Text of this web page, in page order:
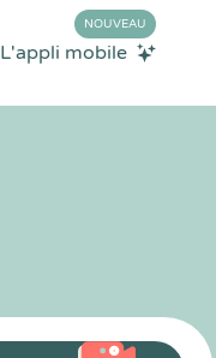
L'appli mobile
NOUVEAU